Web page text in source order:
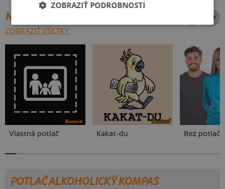
NAJPREDÁVANEJŠIE POTLAČE
ZOBRAZIŤ VŠETKY
Vlastná potlač Kakat-du Bez potlače
POTLAČ ALKOHOLICKÝ KOMPAS
ZOBRAZIŤ PODROBNOSTI